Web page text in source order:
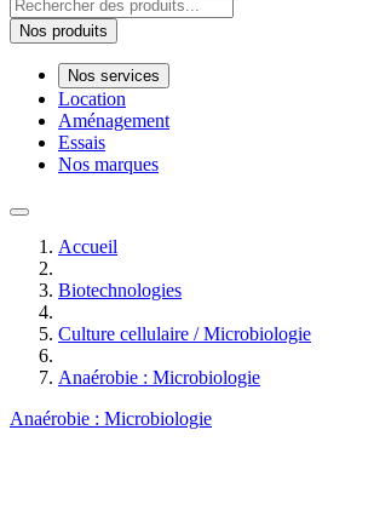
Nos produits
Nos services
Location
Aménagement
Essais
Nos marques
Accueil
Biotechnologies
Culture cellulaire / Microbiologie
Anaérobie : Microbiologie
Anaérobie : Microbiologie